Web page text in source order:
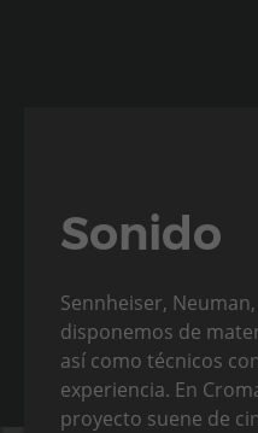
Sonido
Sennheiser,
disponemos de
así como técnicos
experiencia. En
proyecto suene de